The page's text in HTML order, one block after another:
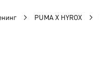
PUMA X HYROX